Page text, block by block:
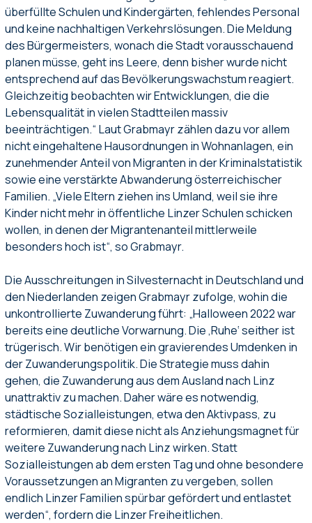
überfüllte Schulen und Kindergärten, fehlendes Personal
und keine nachhaltigen Verkehrslösungen. Die Meldung
des Bürgermeisters, wonach die Stadt vorausschauend
planen müsse, geht ins Leere, denn bisher wurde nicht
entsprechend auf das Bevölkerungswachstum reagiert.
Gleichzeitig beobachten wir Entwicklungen, die die
Lebensqualität in vielen Stadtteilen massiv
beeinträchtigen.“ Laut Grabmayr zählen dazu vor allem
nicht eingehaltene Hausordnungen in Wohnanlagen, ein
zunehmender Anteil von Migranten in der Kriminalstatistik
sowie eine verstärkte Abwanderung österreichischer
Familien. „Viele Eltern ziehen ins Umland, weil sie ihre
Kinder nicht mehr in öffentliche Linzer Schulen schicken
wollen, in denen der Migrantenanteil mittlerweile
besonders hoch ist“, so Grabmayr.
Die Ausschreitungen in Silvesternacht in Deutschland und
den Niederlanden zeigen Grabmayr zufolge, wohin die
unkontrollierte Zuwanderung führt: „Halloween 2022 war
bereits eine deutliche Vorwarnung. Die ‚Ruhe‘ seither ist
trügerisch. Wir benötigen ein gravierendes Umdenken in
der Zuwanderungspolitik. Die Strategie muss dahin
gehen, die Zuwanderung aus dem Ausland nach Linz
unattraktiv zu machen. Daher wäre es notwendig,
städtische Sozialleistungen, etwa den Aktivpass, zu
reformieren, damit diese nicht als Anziehungsmagnet für
weitere Zuwanderung nach Linz wirken. Statt
Sozialleistungen ab dem ersten Tag und ohne besondere
Voraussetzungen an Migranten zu vergeben, sollen
endlich Linzer Familien spürbar gefördert und entlastet
werden“, fordern die Linzer Freiheitlichen.